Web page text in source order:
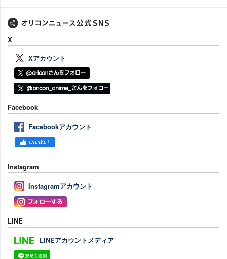
X
Xアカウント
Facebook
Facebookアカウント
Instagram
Instagramアカウント
LINE
LINEアカウントメディア